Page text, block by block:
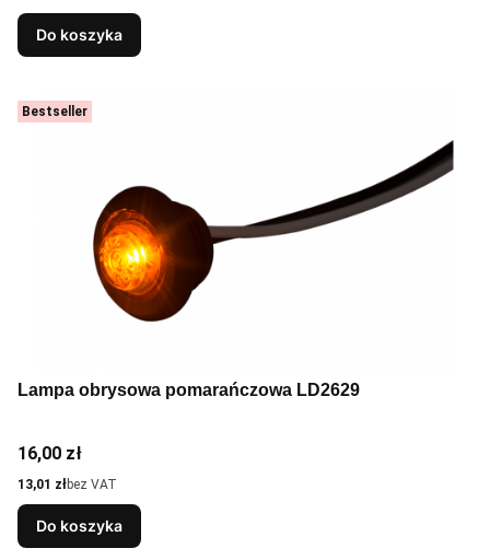
Do koszyka
Bestseller
Lampa obrysowa pomarańczowa LD2629
Cena
16,00 zł
Cena
13,01 złbez VAT
Do koszyka